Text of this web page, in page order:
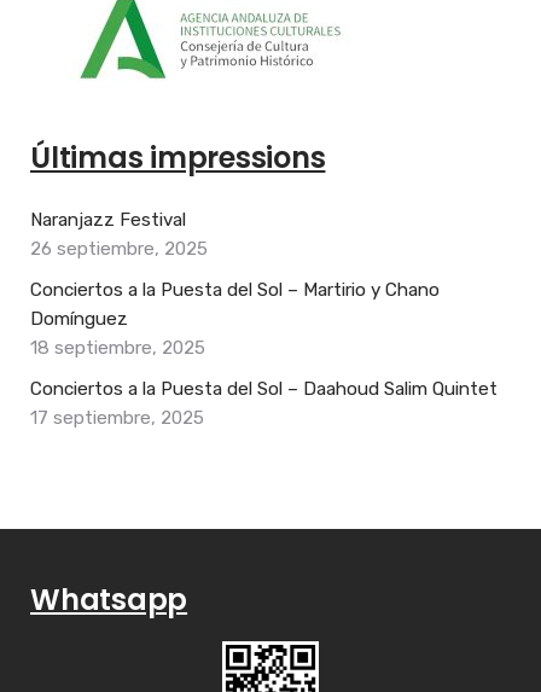
Últimas impressions
Naranjazz Festival
26 septiembre, 2025
Conciertos a la Puesta del Sol – Martirio y Chano
Domínguez
18 septiembre, 2025
Conciertos a la Puesta del Sol – Daahoud Salim Quintet
17 septiembre, 2025
Whatsapp